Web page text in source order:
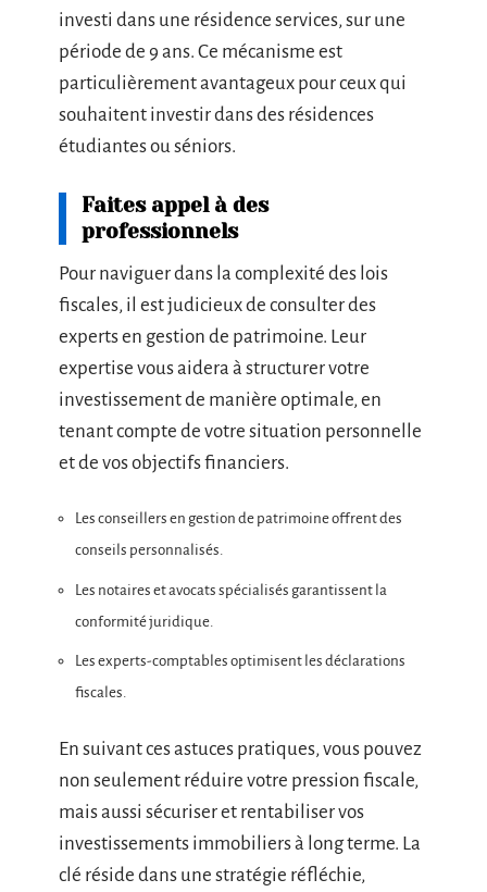
investi dans une résidence services, sur une
période de 9 ans. Ce mécanisme est
particulièrement avantageux pour ceux qui
souhaitent investir dans des résidences
étudiantes ou séniors.
Faites appel à des
professionnels
Pour naviguer dans la complexité des lois
fiscales, il est judicieux de consulter des
experts en gestion de patrimoine. Leur
expertise vous aidera à structurer votre
investissement de manière optimale, en
tenant compte de votre situation personnelle
et de vos objectifs financiers.
Les conseillers en gestion de patrimoine offrent des
conseils personnalisés.
Les notaires et avocats spécialisés garantissent la
conformité juridique.
Les experts-comptables optimisent les déclarations
fiscales.
En suivant ces astuces pratiques, vous pouvez
non seulement réduire votre pression fiscale,
mais aussi sécuriser et rentabiliser vos
investissements immobiliers à long terme. La
clé réside dans une stratégie réfléchie,